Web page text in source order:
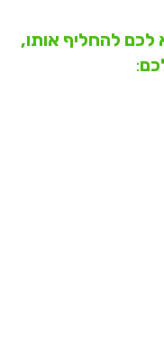
לכם להחליף אותו,
: